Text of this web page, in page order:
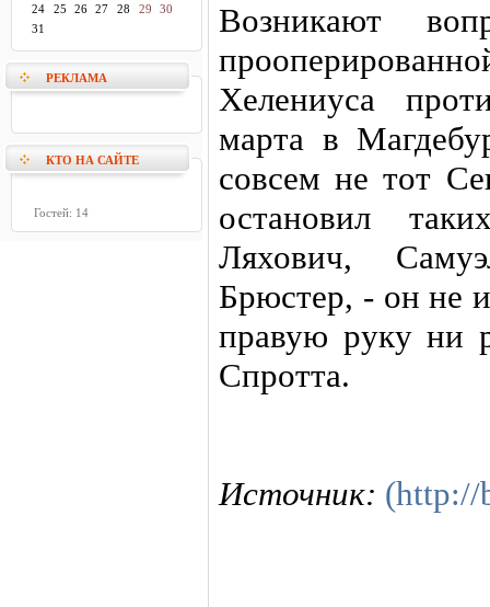
24
25 26 27 28 29
30
31
РЕКЛАМА
КТО НА САЙТЕ
Гостей: 14
Возникают
Хелениуса
марта в
совсем не тот
остановил
Ляхович,
Брюстер, - он не
правую руку ни
Спротта.
Источник: (http://